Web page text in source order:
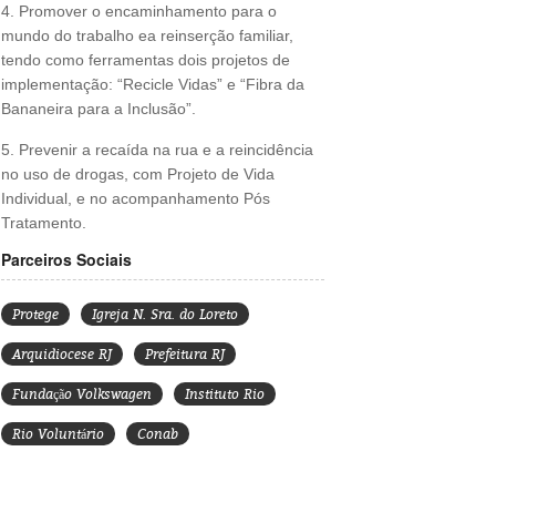
4. Promover o encaminhamento para o
mundo do trabalho ea reinserção familiar,
tendo como ferramentas dois projetos de
implementação: “Recicle Vidas” e “Fibra da
Bananeira para a Inclusão”.
5. Prevenir a recaída na rua e a reincidência
no uso de drogas, com Projeto de Vida
Individual, e no acompanhamento Pós
Tratamento.
Parceiros Sociais
Protege Igreja N. Sra. do Loreto
Arquidiocese RJ Prefeitura RJ
Fundação Volkswagen Instituto Rio
Rio Voluntário Conab